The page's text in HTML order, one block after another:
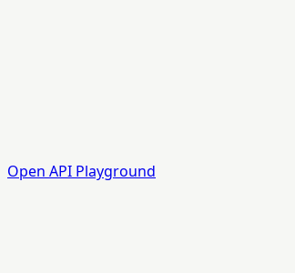
Open API Playground